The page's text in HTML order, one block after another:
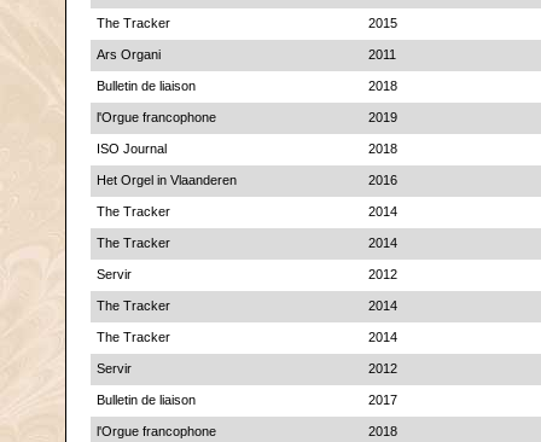
The Tracker 2015
Ars Organi 2011
Bulletin de liaison 2018
l'Orgue francophone 2019
ISO Journal 2018
Het Orgel in Vlaanderen 2016
The Tracker 2014
The Tracker 2014
Servir 2012
The Tracker 2014
The Tracker 2014
Servir 2012
Bulletin de liaison 2017
l'Orgue francophone 2018